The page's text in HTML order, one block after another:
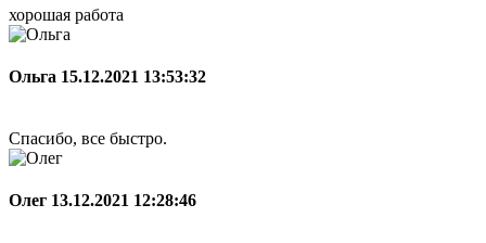
хорошая работа
Ольга 15.12.2021 13:53:32
Спасибо, все быстро.
Олег 13.12.2021 12:28:46